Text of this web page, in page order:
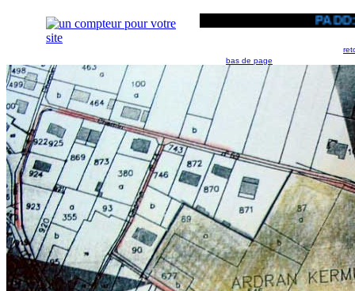
PADD:
bas de page